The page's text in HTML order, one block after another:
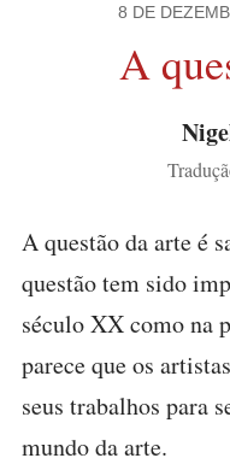
8 DE
A
A questão da arte é
questão tem sido
século XX como na
parece que os
seus trabalhos para
mundo da arte.